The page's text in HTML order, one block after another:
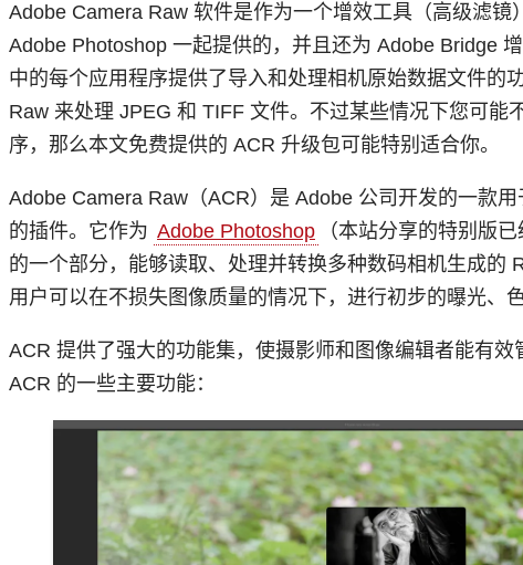
Adobe Camera Raw 软件是作为一个增效工具（高级滤镜
Adobe Photoshop 一起提供的，并且还为 Adobe Bridge
中的每个应用程序提供了导入和处理相机原始数据文件的
Raw 来处理 JPEG 和 TIFF 文件。不过某些情况下您可能
序，那么本文免费提供的 ACR 升级包可能特别适合你。
Adobe Camera Raw（ACR）是 Adobe 公司开发的一款
的插件。它作为 Adobe Photoshop （本站分享的特别版
的一个部分，能够读取、处理并转换多种数码相机生成的
用户可以在不损失图像质量的情况下，进行初步的曝光、
ACR 提供了强大的功能集，使摄影师和图像编辑者能有效
ACR 的一些主要功能：